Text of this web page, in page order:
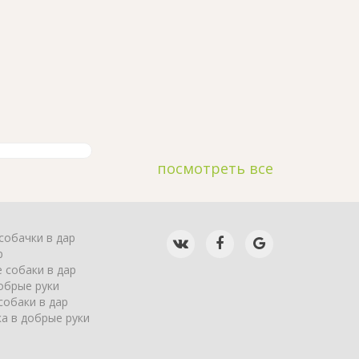
посмотреть все
в дар
собаки в дар
руки
в дар
в добрые руки